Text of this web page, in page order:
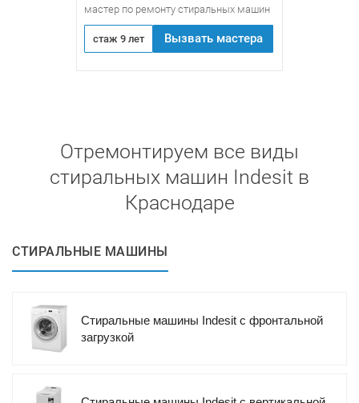
мастер по ремонту стиральных машин
стаж 9 лет Вызвать мастера
Отремонтируем все виды
стиральных машин Indesit в
Краснодаре
СТИРАЛЬНЫЕ МАШИНЫ
Стиральные машины Indesit с фронтальной
загрузкой